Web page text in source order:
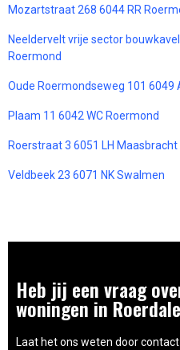
Mozartstraat 268 6044 RR
Neeldervelt vrije sector
Roermond
Oude Roermondseweg 101 6049
Plaam 11 6042 WC Roermond
Roerstraat 3 6051 LH Maasbracht
Veldbeek 23 6071 NK Swalmen
Heb jij een vraag
woningen in
Laat het ons weten door